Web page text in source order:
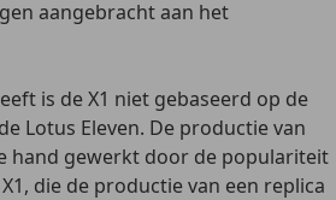
aangebracht aan het
is de X1 niet gebaseerd op de
Lotus Eleven. De productie van
hand gewerkt door de populariteit
die de productie van een replica